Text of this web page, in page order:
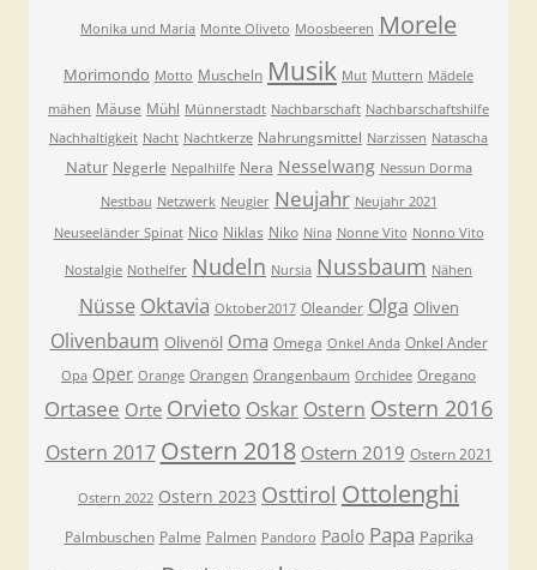
Monika und Maria Monte Oliveto Moosbeeren Morele
Morimondo Motto Muscheln Musik Mut Muttern Mädele
mähen Mäuse Mühl Münnerstadt Nachbarschaft Nachbarschaftshilfe
Nachhaltigkeit Nacht Nachtkerze Nahrungsmittel Narzissen Natascha
Natur Negerle Nepalhilfe Nera Nesselwang Nessun Dorma
Nestbau Netzwerk Neugier Neujahr Neujahr 2021
Neuseeländer Spinat Nico Niklas Niko Nina Nonne Vito Nonno Vito
Nostalgie Nothelfer Nudeln Nursia Nussbaum Nähen
Nüsse Oktavia Oktober2017 Oleander Olga Oliven
Olivenbaum Olivenöl Oma Omega Onkel Anda Onkel Ander
Opa Oper Orange Orangen Orangenbaum Orchidee Oregano
Ortasee Orte Orvieto Oskar Ostern Ostern 2016
Ostern 2017 Ostern 2018 Ostern 2019 Ostern 2021
Ostern 2022 Ostern 2023 Osttirol Ottolenghi
Palmbuschen Palme Palmen Pandoro Paolo Papa Paprika